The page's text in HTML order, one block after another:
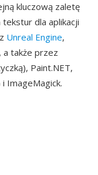
kluczową zaletę
dla aplikacji
Unreal Engine,
a także przez
Paint.NET,
ImageMagick.